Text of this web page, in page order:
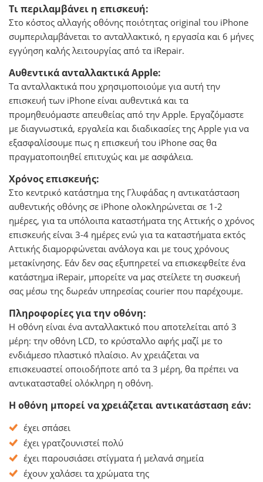
Τι περιλαμβάνει η επισκευή:
Στο κόστος αλλαγής οθόνης ποιότητας original του iPhone
συμπεριλαμβάνεται το ανταλλακτικό, η εργασία και 6 μήνες
εγγύηση καλής λειτουργίας από τα iRepair.
Αυθεντικά ανταλλακτικά Apple:
Tα ανταλλακτικά που χρησιμοποιούμε για αυτή την
επισκευή των iPhone είναι αυθεντικά και τα
προμηθευόμαστε απευθείας από την Apple. Εργαζόμαστε
με διαγνωστικά, εργαλεία και διαδικασίες της Αpple για να
εξασφαλίσουμε πως η επισκευή του iPhone σας θα
πραγματοποιηθεί επιτυχώς και με ασφάλεια.
Χρόνος επισκευής:
Στο κεντρικό κατάστημα της Γλυφάδας η αντικατάσταση
αυθεντικής οθόνης σε iPhone ολοκληρώνεται σε 1-2
ημέρες, για τα υπόλοιπα καταστήματα της Αττικής ο χρόνος
επισκευής είναι 3-4 ημέρες ενώ για τα καταστήματα εκτός
Αττικής διαμορφώνεται ανάλογα και με τους χρόνους
μετακίνησης. Εάν δεν σας εξυπηρετεί να επισκεφθείτε ένα
κατάστημα iRepair, μπορείτε να μας στείλετε τη συσκευή
σας μέσω της δωρεάν υπηρεσίας courier που παρέχουμε.
Πληροφορίες για την οθόνη:
Η οθόνη είναι ένα ανταλλακτικό που αποτελείται από 3
μέρη: την οθόνη LCD, το κρύσταλλο αφής μαζί με το
ενδιάμεσο πλαστικό πλαίσιο. Αν χρειάζεται να
επισκευαστεί οποιοδήποτε από τα 3 μέρη, θα πρέπει να
αντικατασταθεί ολόκληρη η οθόνη.
Η οθόνη μπορεί να χρειάζεται αντικατάσταση εάν:
έχει σπάσει
έχει γρατζουνιστεί πολύ
έχει παρουσιάσει στίγματα ή μελανά σημεία
έχουν χαλάσει τα χρώματα της